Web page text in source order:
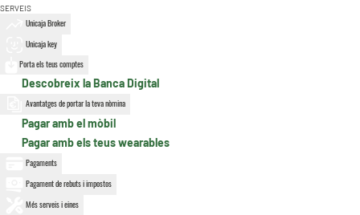
SERVEIS
Unicaja Broker
Unicaja key
Porta els teus comptes
Descobreix la Banca Digital
Avantatges de portar la teva nòmina
Pagar amb el mòbil
Pagar amb els teus wearables
Pagaments
Pagament de rebuts i impostos
Més serveis i eines